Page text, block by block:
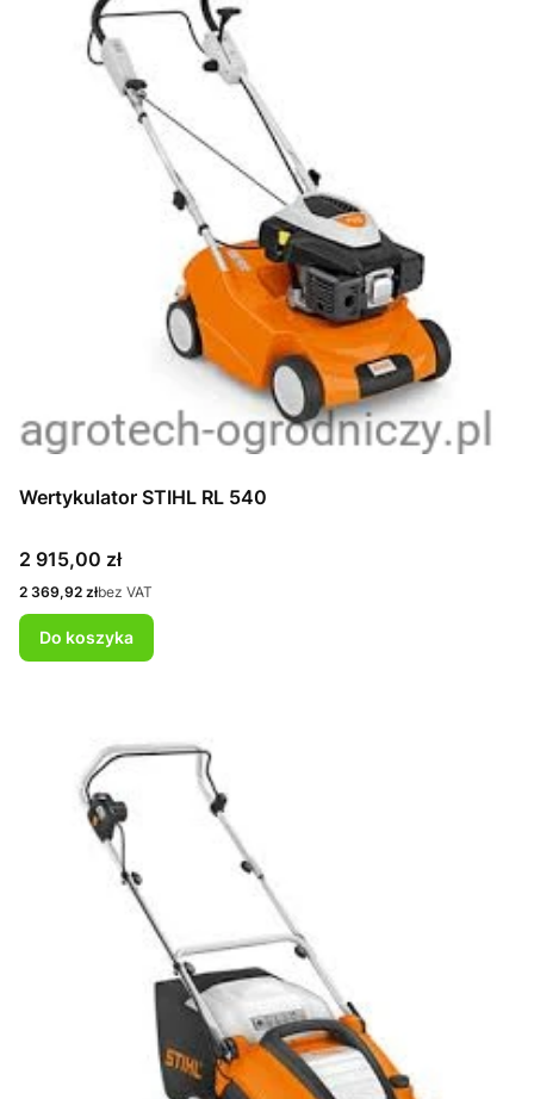
Wertykulator STIHL RL 540
Cena
2 915,00 zł
Cena
2 369,92 złbez VAT
Do koszyka